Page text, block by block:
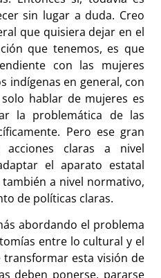
sin lugar a duda. Creo
que quisiera dejar en el
que tenemos, es que
con las mujeres
indígenas en general, con
hablar de mujeres es
la problemática de las
Pero ese gran
acciones claras a nivel
el aparato estatal
a nivel normativo,
de políticas claras.
abordando el problema
entre lo cultural y el
esta visión de
deben ponerse, pararse